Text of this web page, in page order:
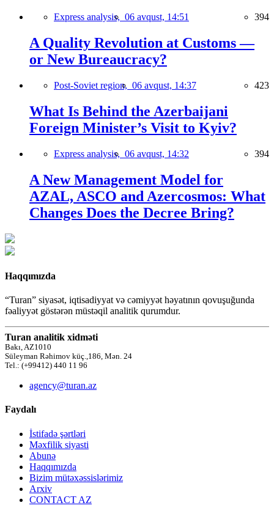
Express analysis, 06 avqust, 14:51 394
A Quality Revolution at Customs —
or New Bureaucracy?
Post-Soviet region, 06 avqust, 14:37 423
What Is Behind the Azerbaijani
Foreign Minister’s Visit to Kyiv?
Express analysis, 06 avqust, 14:32 394
A New Management Model for
AZAL, ASCO and Azercosmos: What
Changes Does the Decree Bring?
Haqqımızda
“Turan” siyasət, iqtisadiyyat və cəmiyyət həyatının qovuşuğunda
fəaliyyət göstərən müstəqil analitik qurumdur.
Turan analitik xidməti
Bakı, AZ1010
Süleyman Rəhimov küç.,186, Mən. 24
Tel.: (+99412) 440 11 96
agency@turan.az
Faydalı
İstifadə şərtləri
Məxfilik siyasti
Abunə
Haqqımızda
Bizim mütəxəssislərimiz
Arxiv
CONTACT AZ